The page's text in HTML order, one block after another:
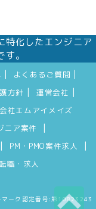
特化したエンジニア
。
よくあるご質問
方針 運営会社
社エムアイメイズ
ニア案件
PM・PMO案件求人
職・求人
ーク認定番号:第10823243